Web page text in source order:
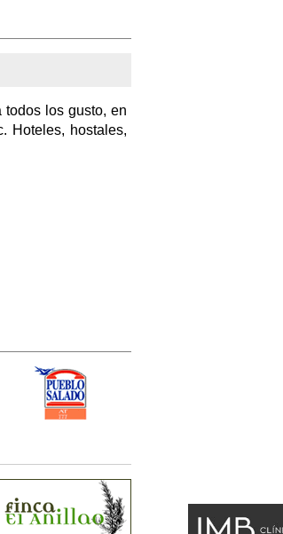
todos los gusto, en
Hoteles, hostales,